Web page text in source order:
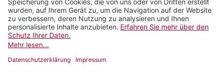
Impressum
Rechtliches
Netiquette